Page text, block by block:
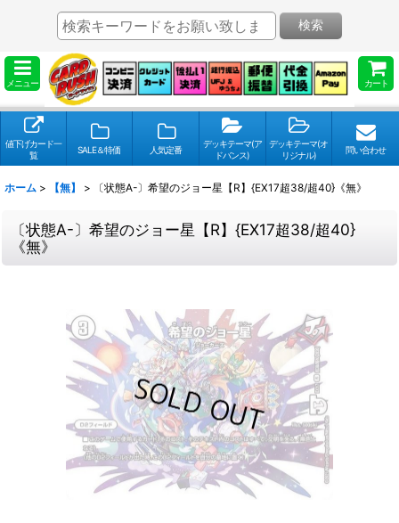
メニュー カート
検索
値下げカード一
覧
SALE＆特価 人気定番
デッキテーマ(ア
ドバンス)
デッキテーマ(オ
リジナル)
問い合わせ
ホーム > 【無】 > 〔状態A-〕希望のジョー星【R】{EX17超38/超40}《無》
〔状態A-〕希望のジョー星【R】{EX17超38/超40}
《無》